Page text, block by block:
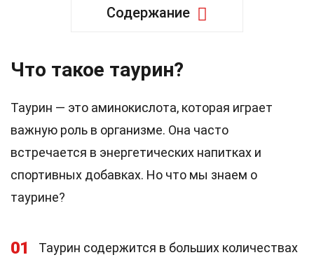
Содержание
Что такое таурин?
Таурин — это аминокислота, которая играет
важную роль в организме. Она часто
встречается в энергетических напитках и
спортивных добавках. Но что мы знаем о
таурине?
01
Таурин содержится в больших количествах